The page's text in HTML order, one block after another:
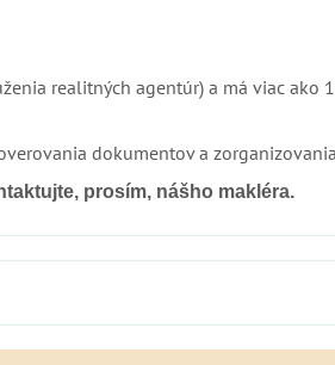
realitných agentúr) a má viac ako
dokumentov a
prosím, nášho makléra.